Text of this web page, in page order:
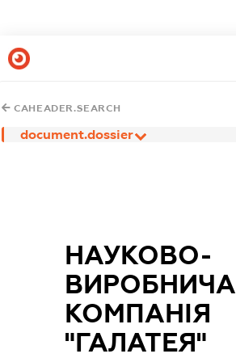
CAHEADER.SEARCH
document.dossier
НАУКОВО-
ВИРОБНИЧА
КОМПАНІЯ
"ГАЛАТЕЯ"